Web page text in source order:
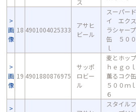
ス
画
像
18 4901004025333
アサヒ
ビール
スーパー
イ エク
ラシャー
缶 ５０
ｌ
画
像
19 4901880876975
サッポ
ロビー
ル
麦とホッ
ｈｅｇｏ
薫るコク
５００ｍ
６
スタイル